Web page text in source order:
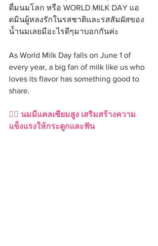
ดื่มนมโลก หรือ WORLD MILK DAY แอ
ดมินผู้หลงรักในรสชาติและรสสัมผัสของ
น้ำนมเลยมีอะไรดีๆมาบอกกันค่ะ
As World Milk Day falls on June 1 of
every year, a big fan of milk like us who
loves its flavor has something good to
share.
👉🏻 นมมีแคลเซียมสูง เสริมสร้างความ
แข็งแรงให้กระดูกและฟัน